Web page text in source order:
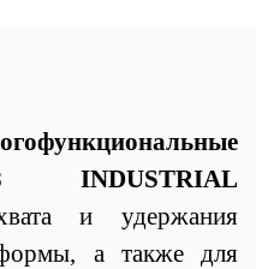
INDUSTRIAL
и удержания
а также для